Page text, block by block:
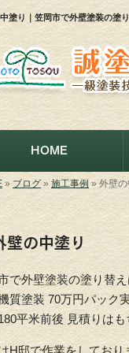
塗り｜笠岡市で外壁塗装の塗
HOME
» ブログ» 施工事例 » 外壁の
壁の中塗り
で外壁塗装の塗り替
機質塗装 70万円パック
平米前後 見積りは
H邸で作業をしており